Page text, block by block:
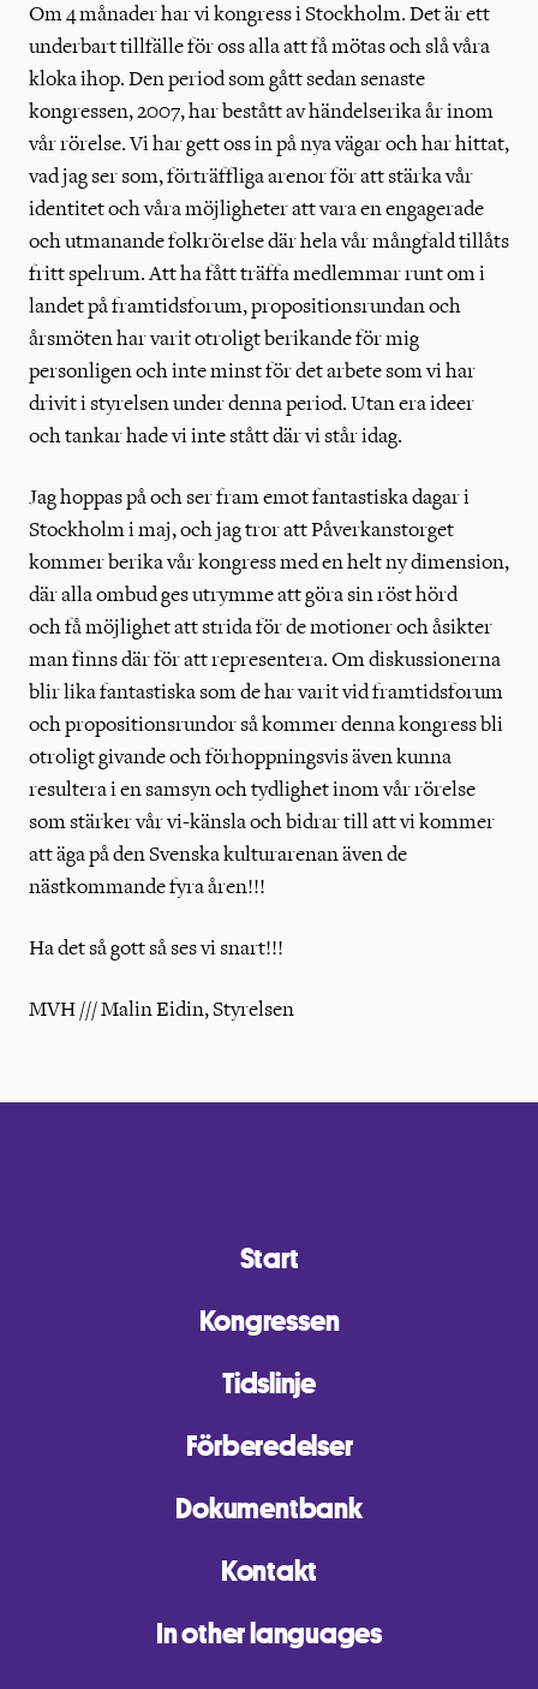
Om 4 månader har vi kongress i Stockholm. Det är ett
underbart tillfälle för oss alla att få mötas och slå våra
kloka ihop. Den period som gått sedan senaste
kongressen, 2007, har bestått av händelserika år inom
vår rörelse. Vi har gett oss in på nya vägar och har hittat,
vad jag ser som, förträffliga arenor för att stärka vår
identitet och våra möjligheter att vara en engagerade
och utmanande folkrörelse där hela vår mångfald tillåts
fritt spelrum. Att ha fått träffa medlemmar runt om i
landet på framtidsforum, propositionsrundan och
årsmöten har varit otroligt berikande för mig
personligen och inte minst för det arbete som vi har
drivit i styrelsen under denna period. Utan era ideer
och tankar hade vi inte stått där vi står idag.
Jag hoppas på och ser fram emot fantastiska dagar i
Stockholm i maj, och jag tror att Påverkanstorget
kommer berika vår kongress med en helt ny dimension,
där alla ombud ges utrymme att göra sin röst hörd
och få möjlighet att strida för de motioner och åsikter
man finns där för att representera. Om diskussionerna
blir lika fantastiska som de har varit vid framtidsforum
och propositionsrundor så kommer denna kongress bli
otroligt givande och förhoppningsvis även kunna
resultera i en samsyn och tydlighet inom vår rörelse
som stärker vår vi-känsla och bidrar till att vi kommer
att äga på den Svenska kulturarenan även de
nästkommande fyra åren!!!
Ha det så gott så ses vi snart!!!
MVH /// Malin Eidin, Styrelsen
Start
Kongressen
Tidslinje
Förberedelser
Dokumentbank
Kontakt
In other languages